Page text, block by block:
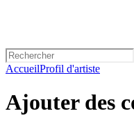
AccueilProfil d'artiste
Ajouter des